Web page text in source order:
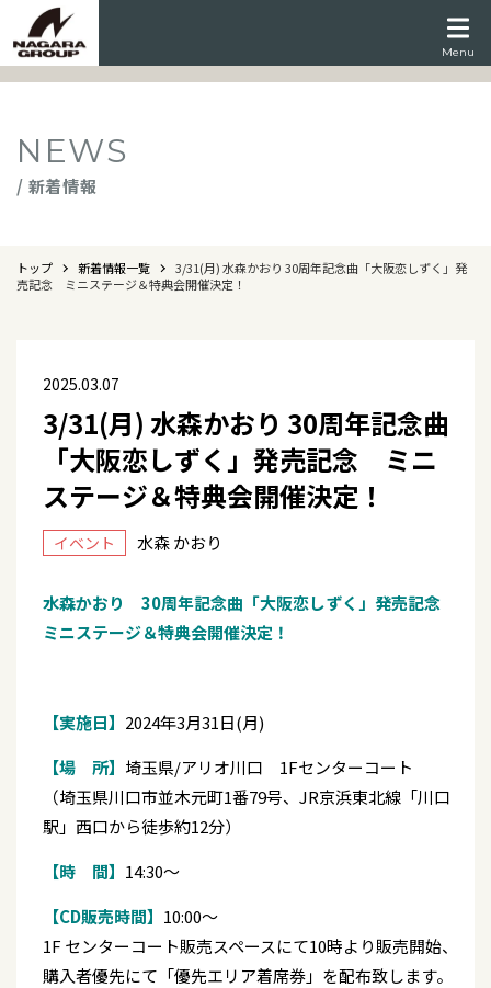
Menu
NEWS
/ 新着情報
トップ 新着情報一覧
3/31(月) 水森かおり 30周年記念曲「大阪恋しずく」発
売記念 ミニステージ＆特典会開催決定！
2025.03.07
3/31(月) 水森かおり 30周年記念曲
「大阪恋しずく」発売記念 ミニ
ステージ＆特典会開催決定！
イベント 水森 かおり
水森かおり 30周年記念曲「大阪恋しずく」発売記念
ミニステージ＆特典会開催決定！
【実施日】 2024年3月31日(月)
【場 所】 埼玉県/アリオ川口 1Fセンターコート
（埼玉県川口市並木元町1番79号、JR京浜東北線「川口
駅」西口から徒歩約12分）
【時 間】 14:30～
【CD販売時間】 10:00～
1F センターコート販売スペースにて10時より販売開始、
購入者優先にて「優先エリア着席券」を配布致します。